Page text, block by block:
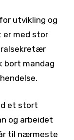
utvikling og
er med stor
bort mandag
et stort
og arbeidet
til nærmeste